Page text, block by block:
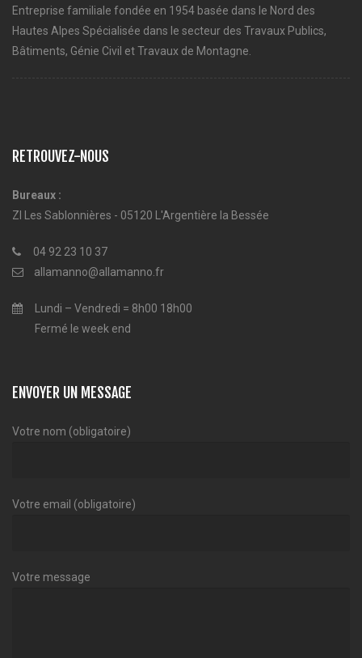
Entreprise familiale fondée en 1954 basée dans le Nord des
Hautes Alpes Spécialisée dans le secteur des Travaux Publics,
Bâtiments, Génie Civil et Travaux de Montagne.
RETROUVEZ-NOUS
Bureaux :
ZI Les Sablonnières - 05120 L'Argentière la Bessée
04 92 23 10 37
allamanno@allamanno.fr
Lundi – Vendredi = 8h00 18h00
Fermé le week end
ENVOYER UN MESSAGE
Votre nom (obligatoire)
Votre email (obligatoire)
Votre message